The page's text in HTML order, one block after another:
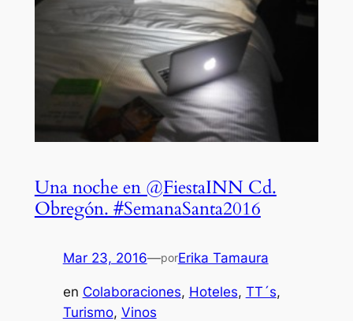
Una noche en @FiestaINN Cd.
Obregón. #SemanaSanta2016
Mar 23, 2016—porErika Tamaura
en Colaboraciones, Hoteles, TT´s
Turismo, Vinos